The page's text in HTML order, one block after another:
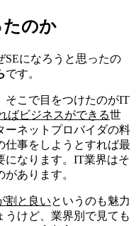
たのか
SEになろうと思ったの
です。
そこで目をつけたのがIT
ばビジネスができる世
ーネットプロバイダの料
仕事をしようとすれば最
になります。IT業界はそ
あります。
割と良いというのも魅力
うけど、業界別で見ても